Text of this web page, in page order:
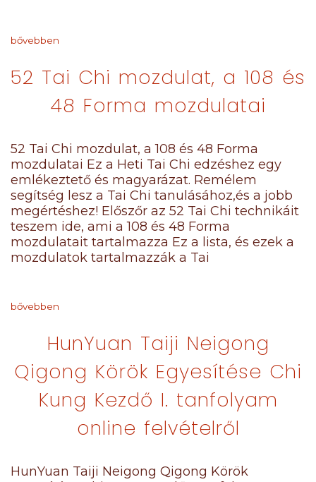
bővebben
52 Tai Chi mozdulat, a 108 és
48 Forma mozdulatai
52 Tai Chi mozdulat, a 108 és 48 Forma
mozdulatai Ez a Heti Tai Chi edzéshez egy
emlékeztető és magyarázat. Remélem
segítség lesz a Tai Chi tanulásához,és a jobb
megértéshez! Előszőr az 52 Tai Chi technikáit
teszem ide, ami a 108 és 48 Forma
mozdulatait tartalmazza Ez a lista, és ezek a
mozdulatok tartalmazzák a Tai
bővebben
HunYuan Taiji Neigong
Qigong Körök Egyesítése Chi
Kung Kezdő I. tanfolyam
online felvételről
HunYuan Taiji Neigong Qigong Körök